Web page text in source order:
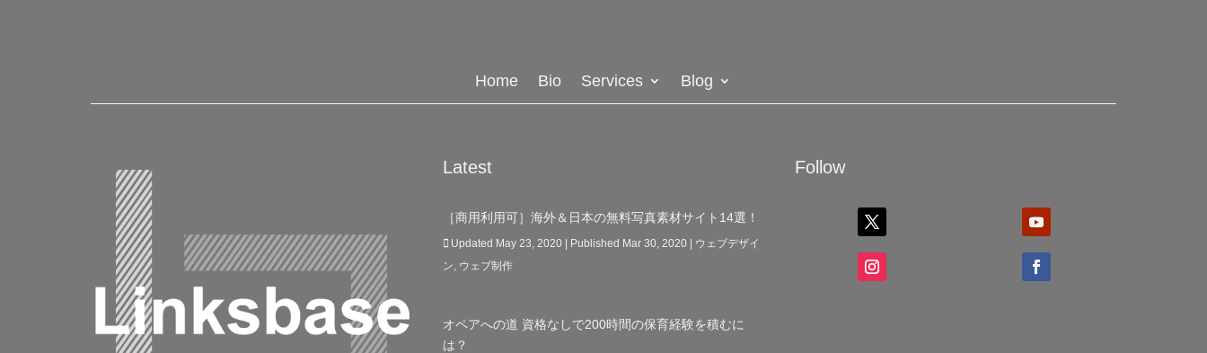
Home Bio Services Blog
Latest
［商用利用可］海外＆日本の無料写真素材サイト14選！
Updated May 23, 2020 | Published Mar 30, 2020 | ウェブデザイ
ン ウェブ制作
オペアへの道 資格なしで200時間の保育経験を積むに
は？
Follow